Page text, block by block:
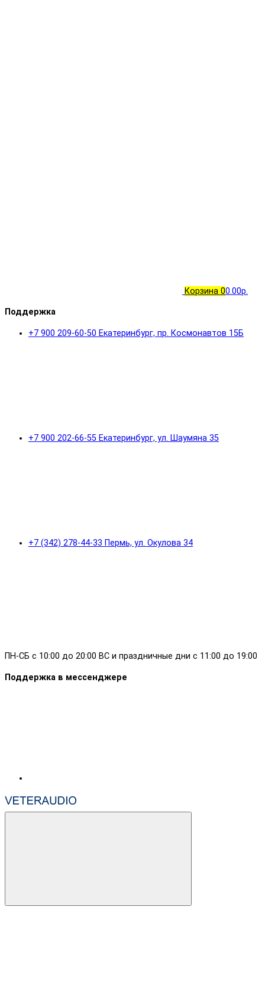
Корзина 00.00р.
Поддержка
+7 900 209-60-50 Екатеринбург, пр. Космонавтов 15Б
+7 900 202-66-55 Екатеринбург, ул. Шаумяна 35
+7 (342) 278-44-33 Пермь, ул. Окулова 34
ПН-СБ с 10:00 до 20:00 ВС и праздничные дни с 11:00 до 19:00
Поддержка в мессенджере